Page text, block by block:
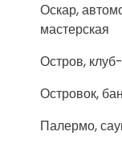
Оскар,
мастерская
Остров,
Островок,
Палермо,